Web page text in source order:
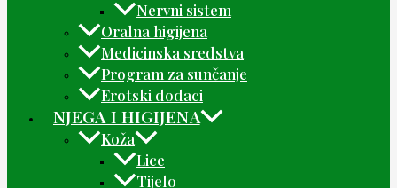
Nervni sistem
Oralna higijena
Medicinska sredstva
Program za sunčanje
Erotski dodaci
NJEGA I HIGIJENA
Koža
Lice
Tijelo